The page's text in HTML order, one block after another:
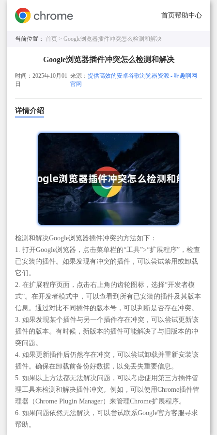
首页帮助中心
当前位置： 首页 > Google浏览器插件冲突怎么检测和解决
Google浏览器插件冲突怎么检测和解决
时间：2025年10月01
日
来源：提供高效的安卓谷歌浏览器资源 - 喔趣啊网
官网
详情介绍
检测和解决Google浏览器插件冲突的方法如下：
1. 打开Google浏览器，点击菜单栏的“工具”>“扩展程序”，检查
已安装的插件。如果发现有冲突的插件，可以尝试禁用或卸载
它们。
2. 在扩展程序页面，点击右上角的齿轮图标，选择“开发者模
式”。在开发者模式中，可以查看到所有已安装的插件及其版本
信息。通过对比不同插件的版本号，可以判断是否存在冲突。
3. 如果发现某个插件与另一个插件存在冲突，可以尝试更新该
插件的版本。有时候，新版本的插件可能解决了与旧版本的冲
突问题。
4. 如果更新插件后仍然存在冲突，可以尝试卸载并重新安装该
插件。确保在卸载前备份好数据，以免丢失重要信息。
5. 如果以上方法都无法解决问题，可以考虑使用第三方插件管
理工具来检测和解决插件冲突。例如，可以使用Chrome插件管
理器（Chrome Plugin Manager）来管理Chrome扩展程序。
6. 如果问题依然无法解决，可以尝试联系Google官方客服寻求
帮助。